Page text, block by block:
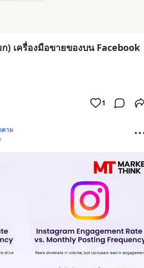
) เครื่องมือขายของบน Facebook
1
ตาม